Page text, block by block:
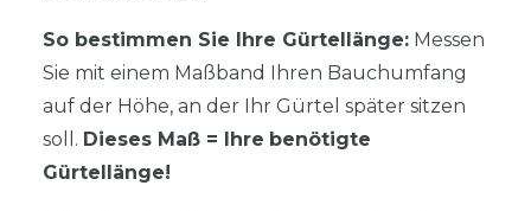
So bestimmen Sie Ihre Gürtellänge: Messen
Sie mit einem Maßband Ihren Bauchumfang
auf der Höhe, an der Ihr Gürtel später sitzen
soll. Dieses Maß = Ihre benötigte
Gürtellänge!